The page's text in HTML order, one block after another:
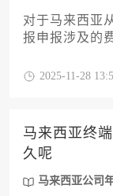
对于马来西亚
报申报涉及的
12个核心维度
2025-11-28
马来西亚终
久呢
马来西亚公司